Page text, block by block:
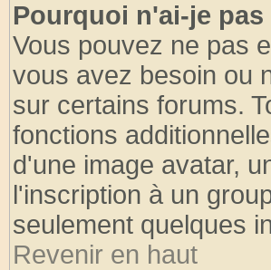
Pourquoi n'ai-je
Vous pouvez ne pas
vous avez besoin ou
sur certains forums.
fonctions
d'une image avatar,
l'inscription à un
seulement quelques
Revenir en haut